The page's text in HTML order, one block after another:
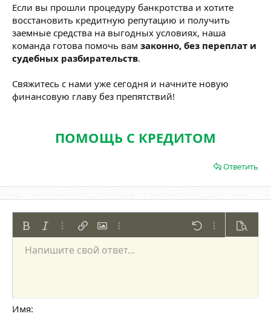
Если вы прошли процедуру банкротства и хотите
восстановить кредитную репутацию и получить
заемные средства на выгодных условиях, наша
команда готова помочь вам законно, без переплат и
судебных разбирательств.
Свяжитесь с нами уже сегодня и начните новую
финансовую главу без препятствий!
ПОМОЩЬ С КРЕДИТОМ
Ответить
ЖирныйКурсивДополнительно...
Вставить ссылку
Вставить изображение
Дополнительно... Отменить
Размер шрифта
9
Цвет текста
Шрифт Arial
СписокВыравнивание
Формат параграфа
Заголовок 2
СмайлыЦитатаМедиаВставить таблицу
Вставить горизонтальную линию
Спойлер
Повторить
Переключить режим работы редактора
Удалить форматирование
ЧерновикиСохранить черновик
Напишите свой ответ...
Имя